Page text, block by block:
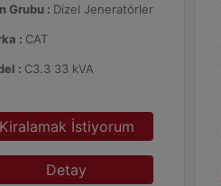
Grubu : Dizel Jeneratörler
: CAT
: C3.3 33 kVA
Kiralamak İstiyorum
Detay